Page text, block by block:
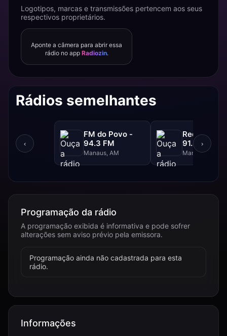
Logotipos, marcas e transmissões pertencem aos seus
respectivos proprietários.
Aponte a câmera para abrir essa
rádio no app Radiozin.
Rádios semelhantes
‹
FM do Povo -
94.3 FM
Manaus, AM
Rede
91.5 FM
Manaus, AM
›
Programação da rádio
A programação exibida é informativa e pode sofrer
alterações sem aviso prévio pela emissora.
Programação ainda não cadastrada para esta
rádio.
Informações